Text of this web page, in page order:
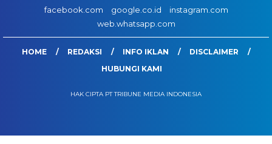
facebook.com
google.co.id
instagram.com
web.whatsapp.com
HOME REDAKSI INFO IKLAN
DISCLAIMER
HUBUNGI KAMI
HAK CIPTA PT TRIBUNE MEDIA INDONESIA